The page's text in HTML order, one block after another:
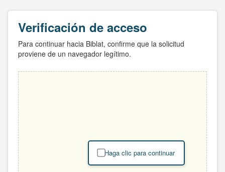
Verificación de acceso
Para continuar hacia Biblat, confirme que la solicitud
proviene de un navegador legítimo.
Haga clic para continuar